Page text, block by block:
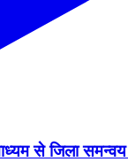
से जिला समन्वय